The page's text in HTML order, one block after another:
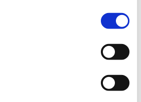
茄有限公